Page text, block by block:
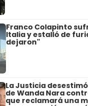
Franco Colapinto
Italia y estalló de
dejaron"
La Justicia
de Wanda Nara
que reclamará una